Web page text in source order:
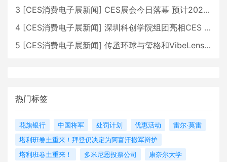
3 [CES消费电子展新闻] CES展会今日落幕 预计2026行业收入将超五千亿美元
4 [CES消费电子展新闻] 深圳科创学院组团亮相CES 广受好评
5 [CES消费电子展新闻] 传丞环球与玺格和VibeLens共同推出全新耳机
热门标签
花旗银行 中国将军 处罚计划 优惠活动
雷尔·莫雷
塔利班卷土重来！拜登仍决定为阿富汗撤军辩护
塔利班卷土重来！
多米尼恩投票公司
康奈尔大学